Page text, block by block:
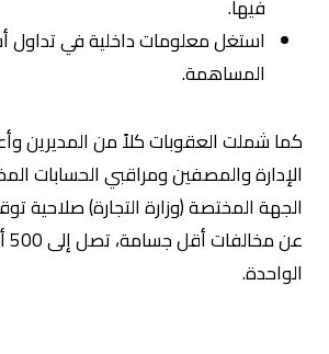
فيها.
استغل معلومات داخلية في تداول
المساهمة.
كما شملت العقوبات كلاً من المديرين
الإدارة والمصفين ومراقبي الحسابات
الجهة المختصة (وزارة التجارة) صلاحية
الواحدة.